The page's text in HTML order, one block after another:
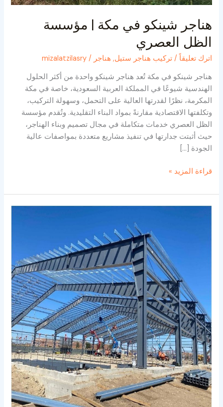
هناجر شينكو في مكة | مؤسسة
الظل العصري
اترك تعليقاً /تركيب هناجر ستيل, هناجر /
mizalatzilasry
هناجر شينكو في مكة تُعد هناجر شينكو واحدة من أكثر الحلول
الهندسية شيوعًا في المملكة العربية السعودية، خاصة في مكة
المكرمة، نظرًا لقدرتها العالية على التحمل، وسهولة التركيب،
وتكلفتها الاقتصادية مقارنةً بمواد البناء التقليدية. وتُقدم مؤسسة
الظل العصري خدمات متكاملة في مجال تصميم وبناء الهناجر،
حيث أثبتت جدارتها في تنفيذ مشاريع متعددة بمواصفات عالية
الجودة […]
قراءة المزيد »